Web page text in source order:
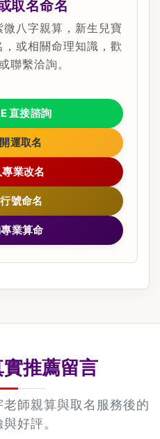
取名命名
八字親算，新生兒寶
或相關命理知識，歡
聯繫洽詢。
直接諮詢
運取名
業改名
號命名
業算命
推薦留言
師親算與取名服務後的
好評。